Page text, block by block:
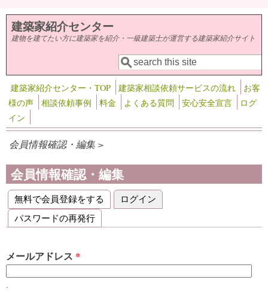
メインコンテンツに移動
建築家紹介センター
建物を建てたい方に建築家を紹介・一級建築士が運営する建築家紹介サイト
検索フォーム
検索
建築家紹介センター・TOP 建築家相談依頼サービスの流れ
お客
様の声
相談依頼事例 料金 よくある質問 安心安全宣言
ログ
イン
会員情報確認・編集 >
会員情報確認・編集
プライマリータブ
無料で会員登録をする ログイン
パスワードの再発行
メールアドレス *
.